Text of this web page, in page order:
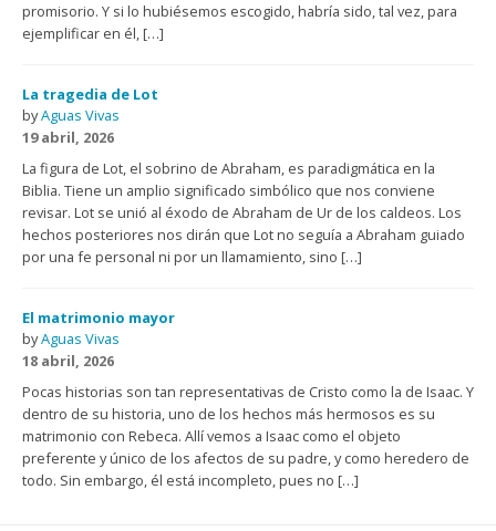
promisorio. Y si lo hubiésemos escogido, habría sido, tal vez, para
ejemplificar en él, […]
La tragedia de Lot
byAguas Vivas
19 abril, 2026
La figura de Lot, el sobrino de Abraham, es paradigmática en la
Biblia. Tiene un amplio significado simbólico que nos conviene
revisar. Lot se unió al éxodo de Abraham de Ur de los caldeos. Los
hechos posteriores nos dirán que Lot no seguía a Abraham guiado
por una fe personal ni por un llamamiento, sino […]
El matrimonio mayor
byAguas Vivas
18 abril, 2026
Pocas historias son tan representativas de Cristo como la de Isaac. Y
dentro de su historia, uno de los hechos más hermosos es su
matrimonio con Rebeca. Allí vemos a Isaac como el objeto
preferente y único de los afectos de su padre, y como heredero de
todo. Sin embargo, él está incompleto, pues no […]